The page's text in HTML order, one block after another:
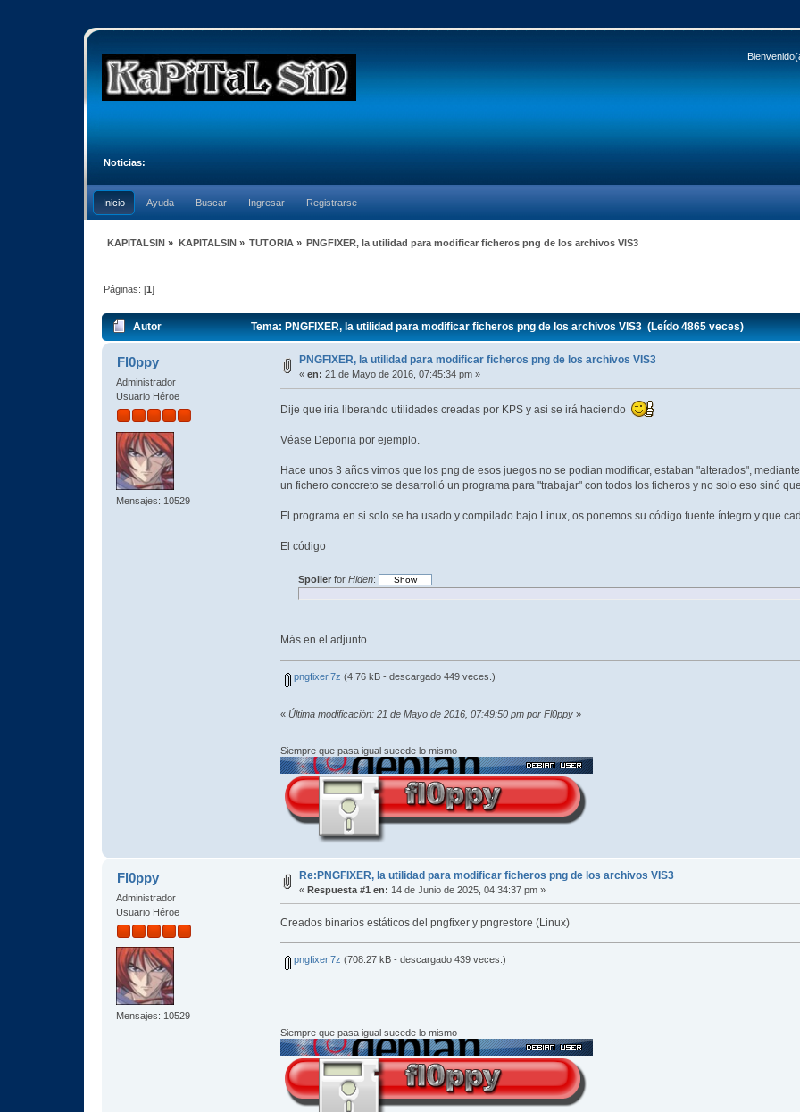
Noticias:
Inicio Ayuda Buscar Ingresar Registrarse
KAPITALSIN » KAPITALSIN» TUTORIA » PNGFIXER, la utilidad para modificar ficheros png de los archivos VIS3
Páginas: [1]
Autor Tema: PNGFIXER, la utilidad para modificar ficheros png de los archivos VIS3 (Leído 4865 veces)
Fl0ppy
Administrador
Usuario Héroe
Mensajes: 10529
PNGFIXER, la utilidad para modificar ficheros png de los archivos VIS3
«en: 21 de Mayo de 2016, 07:45:34 pm »
Dije que iria liberando utilidades creadas por KPS y asi se irá haciendo
Véase Deponia por ejemplo.
Hace unos 3 años vimos que los png de esos juegos no se podian modificar, estaban "alterados",
un fichero conccreto se desarrolló un programa para "trabajar" con todos los ficheros y no solo eso sinó
El programa en si solo se ha usado y compilado bajo Linux, os ponemos su código fuente íntegro y que
El código
Spoilerfor Hiden:
Más en el adjunto
pngfixer.7z (4.76 kB - descargado 449 veces.)
« Última modificación: 21 de Mayo de 2016, 07:49:50 pm por Fl0ppy»
Siempre que pasa igual sucede lo mismo
Fl0ppy
Administrador
Usuario Héroe
Mensajes: 10529
Re:PNGFIXER, la utilidad para modificar ficheros png de los archivos VIS3
«Respuesta #1 en: 14 de Junio de 2025, 04:34:37 pm »
Creados binarios estáticos del pngfixer y pngrestore (Linux)
pngfixer.7z (708.27 kB - descargado 439 veces.)
Siempre que pasa igual sucede lo mismo